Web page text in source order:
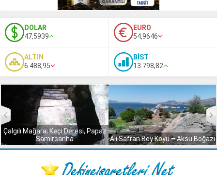
DOLAR
47,5939
EURO
54,9646
ALTIN
6.488,95
BİST
13.798,82
Çalgılı Mağara, Keçi Deresi, Papaz
Samirsanha
Ali Safran Bey Köyü – Aksu Boğazı